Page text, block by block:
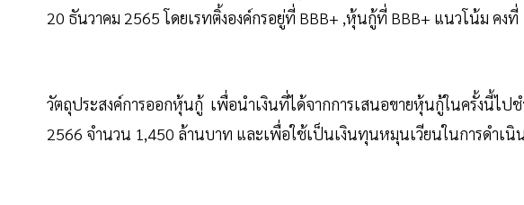
20 ธันวาคม 2565 โดยเรทติ้งองค์กรอยู่ที่ BBB+ ,หุ้นกู้ที่ BBB+ แนวโน้ม คงที่
วัตถุประสงค์การออกหุ้นกู้ เพื่อนำเงินที่ได้จากการเสนอขายหุ้นกู้ในครั้งนี้ไ
2566 จำนวน 1,450 ล้านบาท และเพื่อใช้เป็นเงินทุนหมุนเวียนในการดำเนิ